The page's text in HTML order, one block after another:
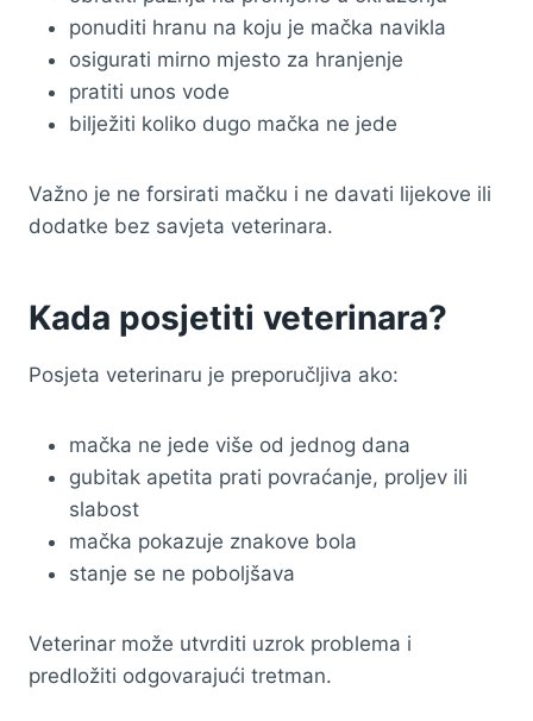
ponuditi hranu na koju je mačka navikla
osigurati mirno mjesto za hranjenje
pratiti unos vode
bilježiti koliko dugo mačka ne jede
Važno je ne forsirati mačku i ne davati lijekove ili
dodatke bez savjeta veterinara.
Kada posjetiti veterinara?
Posjeta veterinaru je preporučljiva ako:
mačka ne jede više od jednog dana
gubitak apetita prati povraćanje, proljev ili
slabost
mačka pokazuje znakove bola
stanje se ne poboljšava
Veterinar može utvrditi uzrok problema i
predložiti odgovarajući tretman.